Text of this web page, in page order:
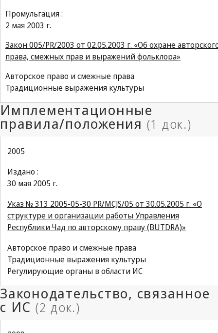
Промульгация :
2 мая 2003 г.
Закон 005/PR/2003 от 02.05.2003 г. «Об охране
права, смежных прав и выражений фольклора»
Авторское право и смежные права
Традиционные выражения культуры
2005
Издано :
30 мая 2005 г.
Указ № 313 2005-05-30 PR/MCJS/05 от 30.05.2005 г. «О
структуре и организации работы Управления
Республики Чад по авторскому праву (BUTDRA)»
Авторское право и смежные права
Традиционные выражения культуры
Регулирующие органы в области ИС